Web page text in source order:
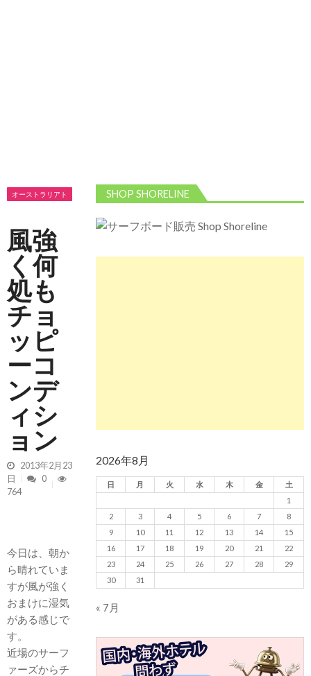
オーストラリアト
風強
く何
処も
チョ
ッピ
ーコ
ンデ
ィシ
ョン
2013年2月23
日
0
764
今日は、朝か
ら晴れていま
すが風が強く
おまけに湿気
がある感じで
す。
近場のサーフ
ァーズからチ
SHOP SHORELINE
2026年8月
日 月 火 水 木 金
土
1
2
3 4 5 6 7
8
9
10 11 12 13 14
15
16
17 18 19 20 21
22
23
24 25 26 27 28
29
30
31
« 7月